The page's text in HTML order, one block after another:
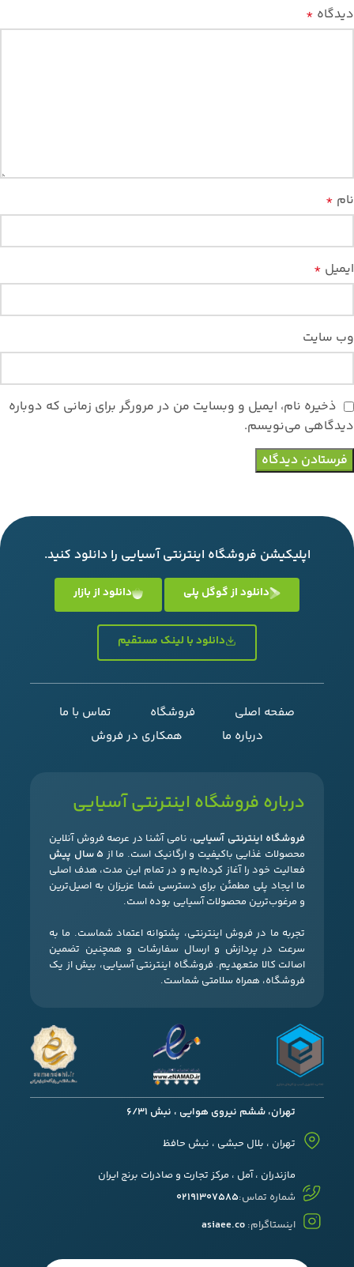
دیدگاه *
نام *
ایمیل *
وب‌ سایت
ذخیره نام، ایمیل و وبسایت من در مرورگر برای زمانی که دوباره
دیدگاهی می‌نویسم.
اپلیکیشن فروشگاه اینترنتی آسیایی را دانلود کنید.
دانلود از گوگل پلی دانلود از بازار
دانلود با لینک مستقیم
صفحه اصلی فروشگاه
تماس با ما
درباره ما
همکاری در فروش
درباره فروشگاه اینترنتی آسیایی
فروشگاه اینترنتی آسیایی، نامی آشنا در عرصه فروش آنلاین
محصولات غذایی باکیفیت و ارگانیک است. ما از ۵ سال پیش
فعالیت خود را آغاز کرده‌ایم و در تمام این مدت، هدف اصلی
ما ایجاد پلی مطمئن برای دسترسی شما عزیزان به اصیل‌ترین
و مرغوب‌ترین محصولات آسیایی بوده است.
تجربه ما در فروش اینترنتی، پشتوانه اعتماد شماست. ما به
سرعت در پردازش و ارسال سفارشات و همچنین تضمین
اصالت کالا متعهدیم. فروشگاه اینترنتی آسیایی، بیش از یک
فروشگاه، همراه سلامتی شماست.
تهران، ششم نیروی هوایی ، نبش 6/31
تهران ، بلال حبشی ، نبش حافظ
مازندران ، آمل ، مرکز تجارت و صادرات برنج ایران
شماره تماس:02191307585
اینستاگرام: